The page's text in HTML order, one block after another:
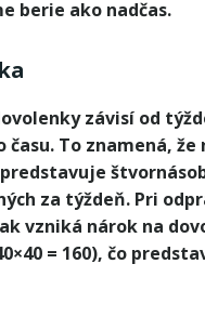
berie ako nadčas.
závisí od
času. To znamená, že
za týždeň. Pri
vzniká nárok na
= 160), čo